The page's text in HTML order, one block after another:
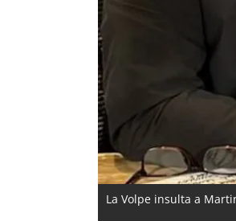
La Volpe insulta a